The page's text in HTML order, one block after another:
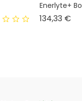
Enerlyte+
134,33 €